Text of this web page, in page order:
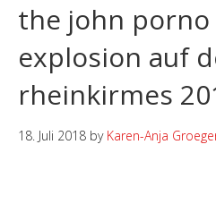
the john
explosion auf
rheinkirmes
18. Juli 2018 by Karen-Anja